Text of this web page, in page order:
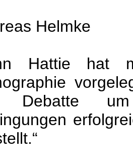
Helmke
Hattie hat
Debatte um